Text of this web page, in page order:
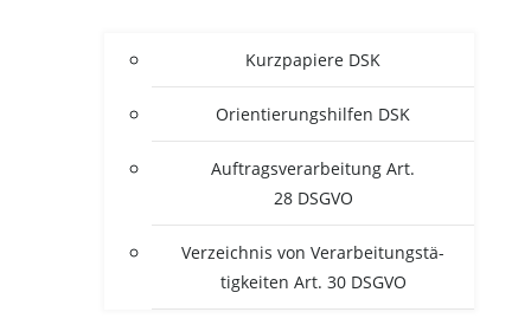
Kurz­pa­pie­re DSK
Ori­en­tie­rungs­hil­fen DSK
Auf­trags­ver­ar­bei­tung Art.
28 DSGVO
Ver­zeich­nis von Ver­ar­bei­tungs­tä­
tig­kei­ten Art. 30 DSGVO